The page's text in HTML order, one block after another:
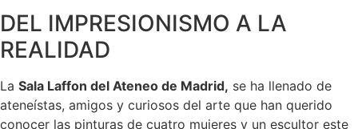
DEL IMPRESIONISMO A LA
REALIDAD
La Sala Laffon del Ateneo de Madrid, se ha llenado de
ateneístas, amigos y curiosos del arte que han querido
conocer las pinturas de cuatro mujeres y un escultor este